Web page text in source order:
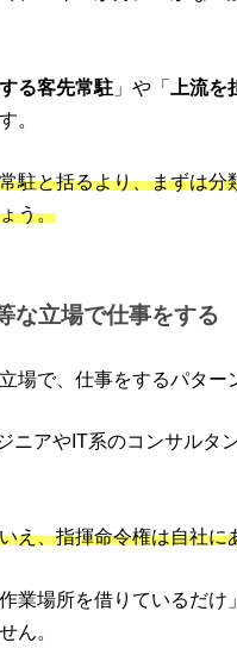
る客先常駐 」や「
上流
。
駐と括るより、まずは分
う。
な立場で仕事をする
場で、仕事をするパター
ニアやIT系のコンサルタ
え、指揮命令権は自社に
業場所を借りているだけ
ん。